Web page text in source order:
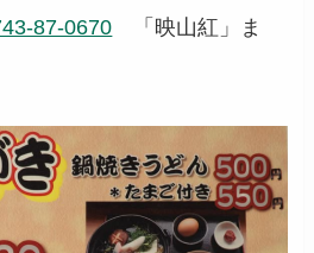
87-0670 「映山紅」ま